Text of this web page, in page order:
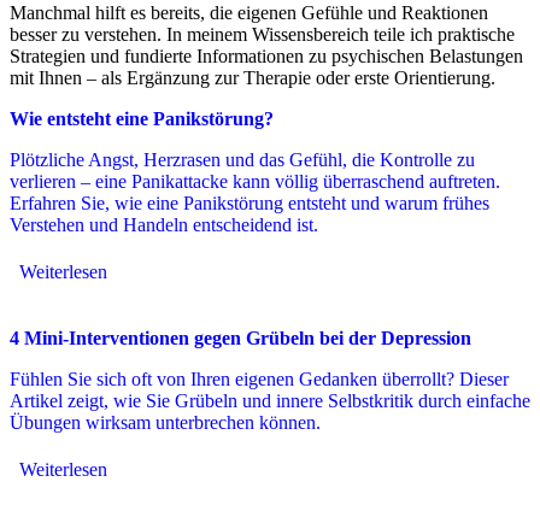
Manchmal hilft es bereits, die eigenen Gefühle und Reaktionen
besser zu verstehen. In meinem Wissensbereich teile ich praktische
Strategien und fundierte Informationen zu psychischen Belastungen
mit Ihnen – als Ergänzung zur Therapie oder erste Orientierung.
Wie entsteht eine Panikstörung?
Plötzliche Angst, Herzrasen und das Gefühl, die Kontrolle zu
verlieren – eine Panikattacke kann völlig überraschend auftreten.
Erfahren Sie, wie eine Panikstörung entsteht und warum frühes
Verstehen und Handeln entscheidend ist.
Weiterlesen
4 Mini-Interventionen gegen Grübeln bei der Depression
Fühlen Sie sich oft von Ihren eigenen Gedanken überrollt? Dieser
Artikel zeigt, wie Sie Grübeln und innere Selbstkritik durch einfache
Übungen wirksam unterbrechen können.
Weiterlesen